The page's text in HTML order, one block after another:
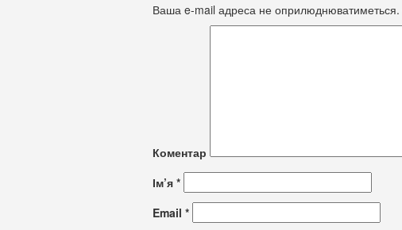
Ваша e-mail адреса не оприлюднюватиметься.
Коментар
Ім’я *
Email *